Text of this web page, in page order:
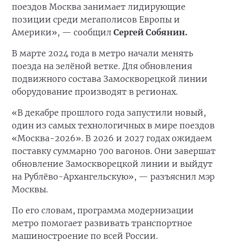
поездов Москва занимает лидирующие
позиции среди мегаполисов Европы и
Америки», — сообщил Сергей Собянин.
В марте 2024 года в метро начали менять
поезда на зелёной ветке. Для обновления
подвижного состава Замоскворецкой линии
оборудование производят в регионах.
«В декабре прошлого года запустили новый,
один из самых технологичных в мире поездов
«Москва-2026». В 2026 и 2027 годах ожидаем
поставку суммарно 700 вагонов. Они завершат
обновление Замоскворецкой линии и выйдут
на Рублёво-Архангельскую», — разъяснил мэр
Москвы.
По его словам, программа модернизации
метро помогает развивать транспортное
машиностроение по всей России.